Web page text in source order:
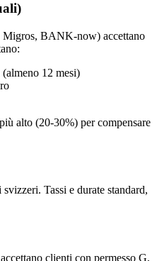
Migros, BANK-now) accettano
(almeno 12 mesi)
alto (20-30%) per compensare
Tassi e durate standard,
clienti con permesso G,